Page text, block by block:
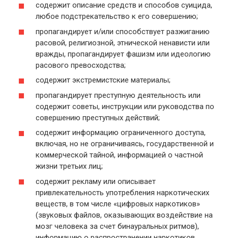
содержит описание средств и способов суицида,
любое подстрекательство к его совершению;
пропагандирует и/или способствует разжиганию
расовой, религиозной, этнической ненависти или
вражды, пропагандирует фашизм или идеологию
расового превосходства;
содержит экстремистские материалы;
пропагандирует преступную деятельность или
содержит советы, инструкции или руководства по
совершению преступных действий;
содержит информацию ограниченного доступа,
включая, но не ограничиваясь, государственной и
коммерческой тайной, информацией о частной
жизни третьих лиц;
содержит рекламу или описывает
привлекательность употребления наркотических
веществ, в том числе «цифровых наркотиков»
(звуковых файлов, оказывающих воздействие на
мозг человека за счет бинауральных ритмов),